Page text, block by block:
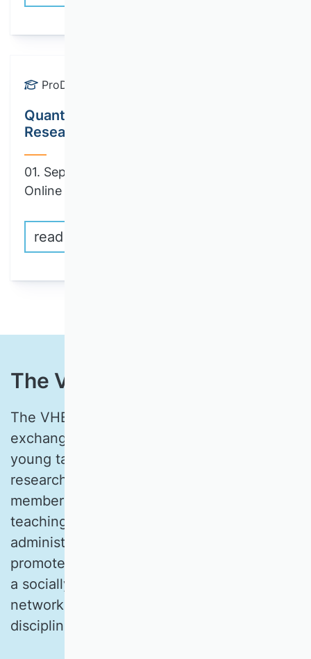
ProDok
Quantitative Empirical Accounting
Research and Open Science Methods
01. September until 18. September 2026 |
Online / Berlin
read more
The VHB
The VHB is a vibrant platform for academic
exchange, networking and the promotion of
young talent in all areas of business
research. It consists of approximately 3,000
members who are engaged in research and
teaching in the field of business
administration. The aim of the VHB is to
promote and develop business research as
a socially relevant, internationally
networked and future-oriented academic
discipline.